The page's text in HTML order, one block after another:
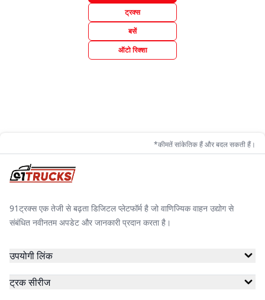
ट्रक्स
बसें
ऑटो रिक्शा
*कीमतें सांकेतिक हैं और बदल सकती हैं।
91ट्रक्स एक तेजी से बढ़ता डिजिटल प्लेटफॉर्म है जो वाणिज्यिक वाहन उद्योग से
संबंधित नवीनतम अपडेट और जानकारी प्रदान करता है।
उपयोगी लिंक
ट्रक सीरीज